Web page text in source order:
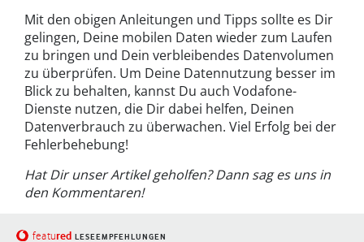
Mit den obigen Anleitungen und Tipps sollte es Dir
gelingen, Deine mobilen Daten wieder zum Laufen
zu bringen und Dein verbleibendes Datenvolumen
zu überprüfen. Um Deine Datennutzung besser im
Blick zu behalten, kannst Du auch Vodafone-
Dienste nutzen, die Dir dabei helfen, Deinen
Datenverbrauch zu überwachen. Viel Erfolg bei der
Fehlerbehebung!
Hat Dir unser Artikel geholfen? Dann sag es uns in
den Kommentaren!
featured LESEEMPFEHLUNGEN